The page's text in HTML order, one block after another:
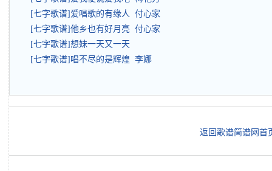
[七字歌谱]爱唱歌的有缘人 付心家
[七字歌谱]他乡也有好月亮 付心家
[七字歌谱]想妹一天又一天
[七字歌谱]唱不尽的是辉煌 李娜
返回歌谱简谱网首